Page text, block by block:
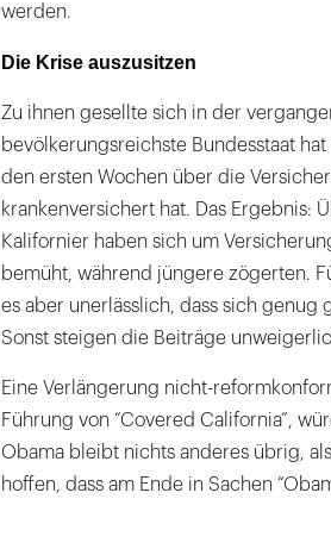
werden.
Die Krise auszusitzen
Zu ihnen gesellte sich in der
bevölkerungsreichste Bundesstaat
den ersten Wochen über die
krankenversichert hat. Das Ergebnis:
Kalifornier haben sich um
bemüht, während jüngere zögerten.
es aber unerlässlich, dass sich genug
Sonst steigen die Beiträge
Eine Verlängerung nicht-
Führung von “Covered California”,
Obama bleibt nichts anderes übrig,
hoffen, dass am Ende in Sachen